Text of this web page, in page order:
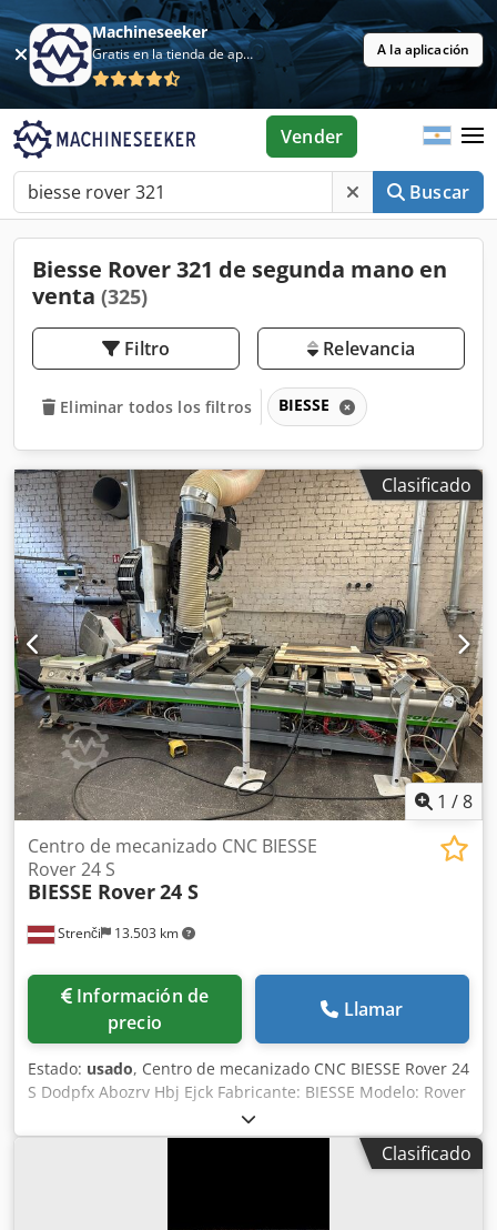
Machineseeker
Gratis en la tienda de aplicaciones A la aplicación
Buscar
Vender
Biesse Rover 321 de segunda mano en
venta (325)
Filtro Relevancia
Eliminar todos los filtros BIESSE
Clasificado
1 /8
Strenči 13.503 km
Centro de mecanizado CNC BIESSE
Rover 24 S
BIESSE Rover24 S
Información de
precio
Llamar
Estado: usado, Centro de mecanizado CNC BIESSE Rover 24
S Dodpfx Abozrv Hbj Ejck Fabricante: BIESSE Modelo: Rover
24 S Año: 2001 Número de serie: 16171 Alimentación
eléctrica: 230 V Potencia: 20 kW Corriente nominal: 59 A
Frecuencia: 50 Hz Suministro de aire: 6,5–7,5 bares Caudal
Clasificado